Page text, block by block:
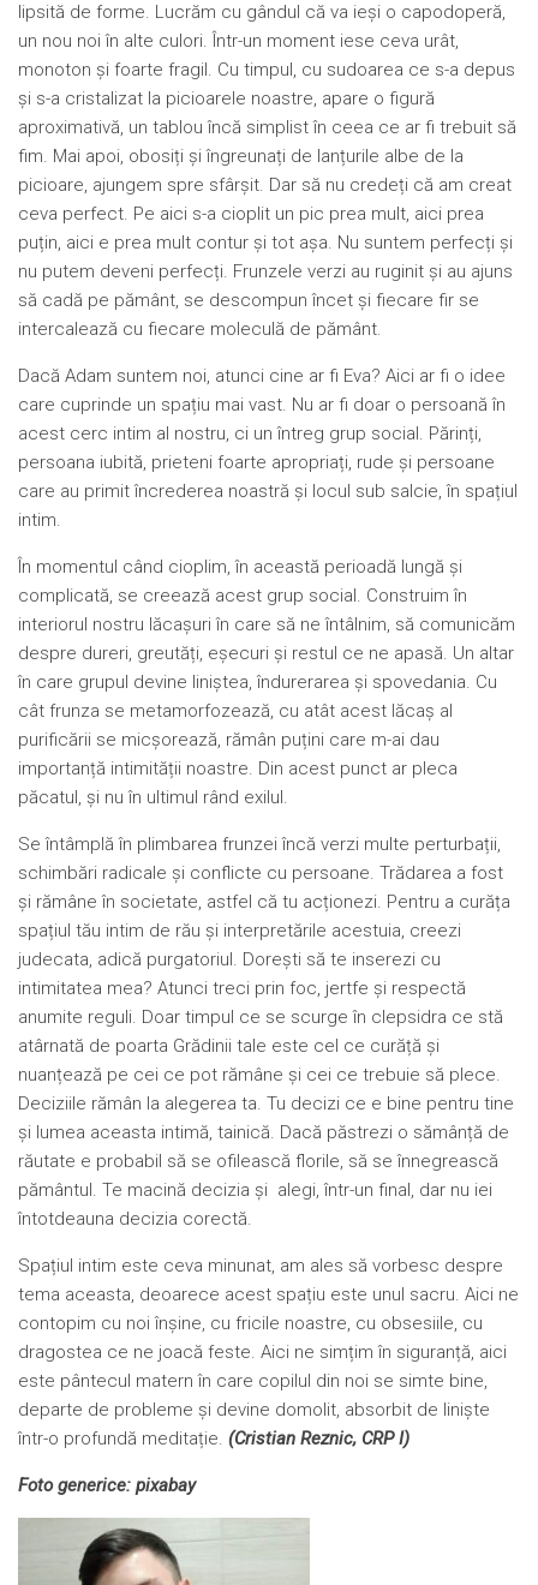
lipsită de forme. Lucrăm cu gândul că va ieși o capodoperă,
un nou noi în alte culori. Într-un moment iese ceva urât,
monoton și foarte fragil. Cu timpul, cu sudoarea ce s-a depus
și s-a cristalizat la picioarele noastre, apare o figură
aproximativă, un tablou încă simplist în ceea ce ar fi trebuit să
fim. Mai apoi, obosiți și îngreunați de lanțurile albe de la
picioare, ajungem spre sfârșit. Dar să nu credeți că am creat
ceva perfect. Pe aici s-a cioplit un pic prea mult, aici prea
puțin, aici e prea mult contur și tot așa. Nu suntem perfecți și
nu putem deveni perfecți. Frunzele verzi au ruginit și au ajuns
să cadă pe pământ, se descompun încet și fiecare fir se
intercalează cu fiecare moleculă de pământ.
Dacă Adam suntem noi, atunci cine ar fi Eva? Aici ar fi o idee
care cuprinde un spațiu mai vast. Nu ar fi doar o persoană în
acest cerc intim al nostru, ci un întreg grup social. Părinți,
persoana iubită, prieteni foarte apropriați, rude și persoane
care au primit încrederea noastră și locul sub salcie, în spațiul
intim.
În momentul când cioplim, în această perioadă lungă și
complicată, se creează acest grup social. Construim în
interiorul nostru lăcașuri în care să ne întâlnim, să comunicăm
despre dureri, greutăți, eșecuri și restul ce ne apasă. Un altar
în care grupul devine liniștea, îndurerarea și spovedania. Cu
cât frunza se metamorfozează, cu atât acest lăcaș al
purificării se micșorează, rămân puțini care m-ai dau
importanță intimității noastre. Din acest punct ar pleca
păcatul, și nu în ultimul rând exilul.
Se întâmplă în plimbarea frunzei încă verzi multe perturbații,
schimbări radicale și conflicte cu persoane. Trădarea a fost
și rămâne în societate, astfel că tu acționezi. Pentru a curăța
spațiul tău intim de rău și interpretările acestuia, creezi
judecata, adică purgatoriul. Dorești să te inserezi cu
intimitatea mea? Atunci treci prin foc, jertfe și respectă
anumite reguli. Doar timpul ce se scurge în clepsidra ce stă
atârnată de poarta Grădinii tale este cel ce curăță și
nuanțează pe cei ce pot rămâne și cei ce trebuie să plece.
Deciziile rămân la alegerea ta. Tu decizi ce e bine pentru tine
și lumea aceasta intimă, tainică. Dacă păstrezi o sămânță de
răutate e probabil să se ofilească florile, să se înnegrească
pământul. Te macină decizia și alegi, într-un final, dar nu iei
întotdeauna decizia corectă.
Spațiul intim este ceva minunat, am ales să vorbesc despre
tema aceasta, deoarece acest spațiu este unul sacru. Aici ne
contopim cu noi înșine, cu fricile noastre, cu obsesiile, cu
dragostea ce ne joacă feste. Aici ne simțim în siguranță, aici
este pântecul matern în care copilul din noi se simte bine,
departe de probleme și devine domolit, absorbit de liniște
într-o profundă meditație. (Cristian Reznic, CRP I)
Foto generice: pixabay